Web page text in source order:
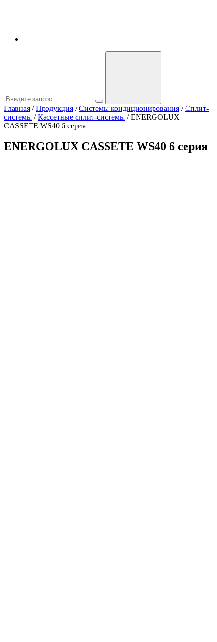
Главная / Продукция / Системы кондиционирования / Сплит-
системы / Кассетные сплит-системы /ENERGOLUX
CASSETE WS40 6 серия
ENERGOLUX CASSETE WS40 6 серия